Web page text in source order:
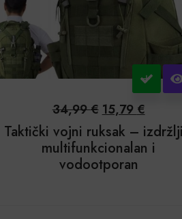
34,99€15,79€
Taktički vojni ruksak –
multifunkcionalan i
vodootporan